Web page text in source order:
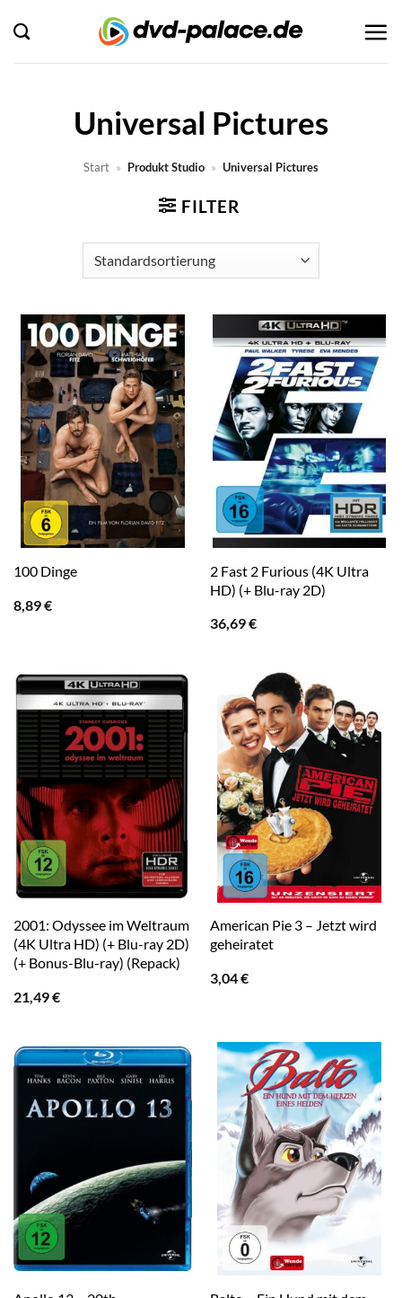
Inhalt
springen
Universal Pictures
Start » Produkt Studio » Universal Pictures
FILTER
100 Dinge
8,89€
2 Fast 2 Furious (4K Ultra
HD) (+ Blu-ray 2D)
36,69€
2001: Odyssee im Weltraum
(4K Ultra HD) (+ Blu-ray 2D)
(+ Bonus-Blu-ray) (Repack)
21,49€
American Pie 3 – Jetzt wird
geheiratet
3,04€